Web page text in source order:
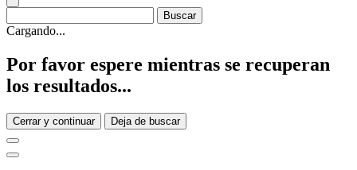
Cargando...
Por favor espere mientras se recuperan
los resultados...
Cerrar y continuar Deja de buscar